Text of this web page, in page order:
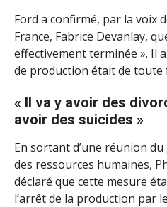
Ford a confirmé, par la voix
France, Fabrice Devanlay,
effectivement terminée ». Il
de production était de toute
« Il va y avoir des
avoir des suicides »
En sortant d’une réunion
des ressources humaines,
déclaré que cette mesure
l’arrêt de la production par